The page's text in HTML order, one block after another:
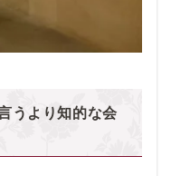
うより知的な会